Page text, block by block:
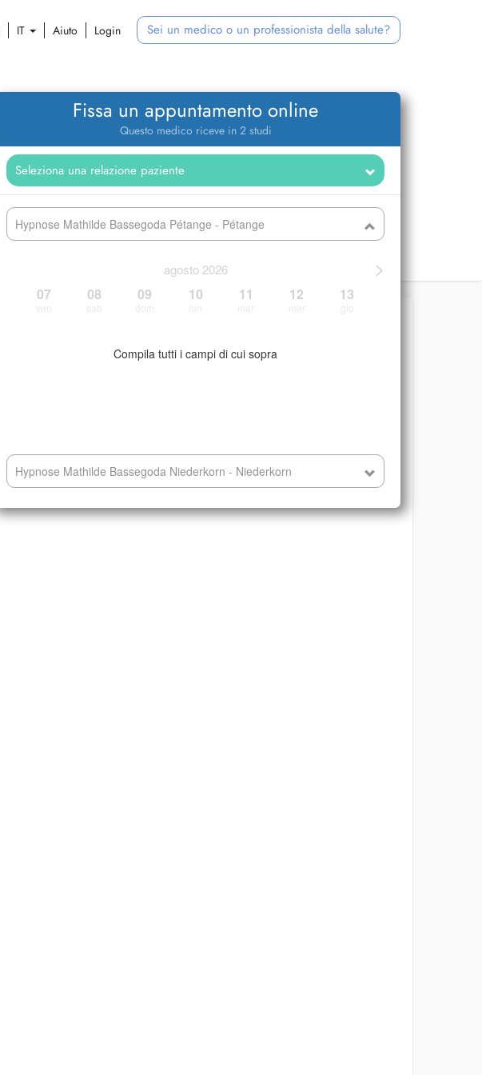
IT Aiuto Login Sei un medico o un professionista della salute?
Fissa un appuntamento online
Questo medico riceve in 2 studi
Hypnose Mathilde Bassegoda Pétange - Pétange
>
agosto 2026
07 08 09 10 11 12 13
Compila tutti i campi di cui sopra
Hypnose Mathilde Bassegoda Niederkorn - Niederkorn